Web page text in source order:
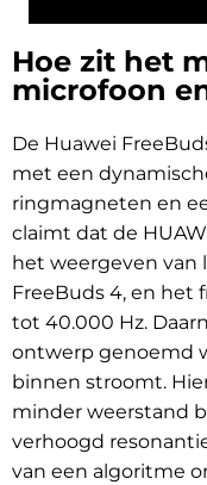
Hoe zit het
microfoon
De Huawei
met een
ringmagneten en
claimt dat de
het weergeven van
FreeBuds 4, en het
tot 40.000 Hz.
ontwerp genoemd
binnen stroomt.
minder weerstand
verhoogd
van een algoritme